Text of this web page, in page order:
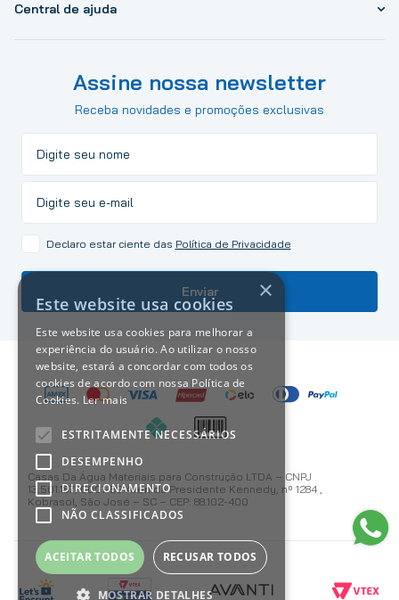
Central de ajuda
Assine nossa newsletter
Receba novidades e promoções exclusivas
Declaro estar ciente das Política de Privacidade
Enviar
Casas Da Água Materiais para Construção LTDA – CNPJ
13.501.187/0001-59 Avenida Presidente Kennedy, nº 1284 ,
Kobrasol, São José – SC – CEP: 88.102-400
×
Este website usa cookies
Este website usa cookies para melhorar a
experiência do usuário. Ao utilizar o nosso
website, estará a concordar com todos os
cookies de acordo com nossa Política de
Cookies. Ler mais
ESTRITAMENTE NECESSÁRIOS
DESEMPENHO
DIRECIONAMENTO
NÃO CLASSIFICADOS
ACEITAR TODOS RECUSAR TODOS
MOSTRAR DETALHES